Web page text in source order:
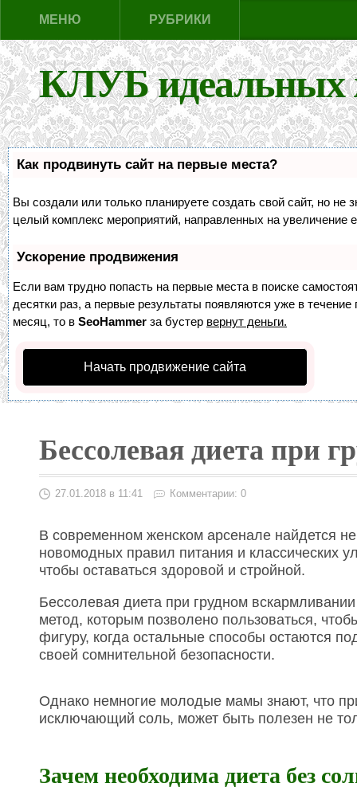
МЕНЮ РУБРИКИ
КЛУБ идеальных
Как продвинуть сайт на первые места?
Вы создали или только планируете создать свой сайт, но не
целый комплекс мероприятий, направленных на увеличение
Ускорение продвижения
Если вам трудно попасть на первые места в поиске
десятки раз, а первые результаты появляются уже в
месяц, то в SeoHammer за бустер вернут деньги.
Начать продвижение сайта
Бессолевая диета при
27.01.2018 в 11:41 Комментарии: 0
В современном женском арсенале найдется
новомодных правил питания и классических
чтобы оставаться здоровой и стройной.
Бессолевая диета при грудном вскармливании
метод, которым позволено пользоваться,
фигуру, когда остальные способы остаются
своей сомнительной безопасности.
Однако немногие молодые мамы знают, что
исключающий соль, может быть полезен не
Зачем необходима диета без